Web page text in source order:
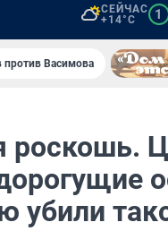
СЕЙЧАС
+14°C
1
против Васимова
роскошь.
убили